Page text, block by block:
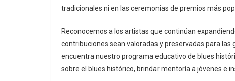
tradicionales ni en las ceremonias de premios más
Reconocemos a los artistas que continúan
contribuciones sean valoradas y preservadas para
encuentra nuestro programa educativo de blues
sobre el blues histórico, brindar mentoría a jóvenes e